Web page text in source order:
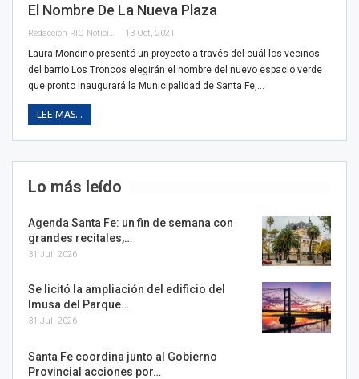
El Nombre De La Nueva Plaza
13 Oct, 2021
Laura Mondino presentó un proyecto a través del cuál los vecinos
del barrio Los Troncos elegirán el nombre del nuevo espacio verde
que pronto inaugurará la Municipalidad de Santa Fe,…
LEE MAS...
Lo más leído
Agenda Santa Fe: un fin de semana con
grandes recitales,…
31 Jul, 2026
Se licitó la ampliación del edificio del
Imusa del Parque…
31 Jul, 2026
Santa Fe coordina junto al Gobierno
Provincial acciones por…